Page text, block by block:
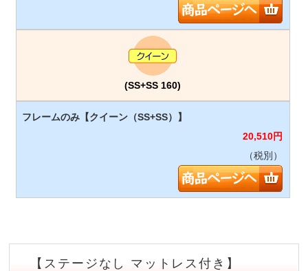
(SS+SS 160)
20,510円
（税別）
【ステージなし マットレス付き】